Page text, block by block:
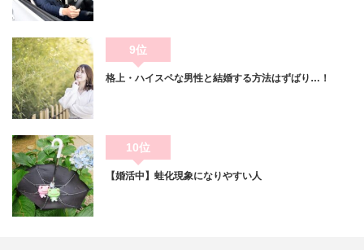
9位
格上・ハイスペな男性と結婚する方法はずばり…！
10位
【婚活中】蛙化現象になりやすい人